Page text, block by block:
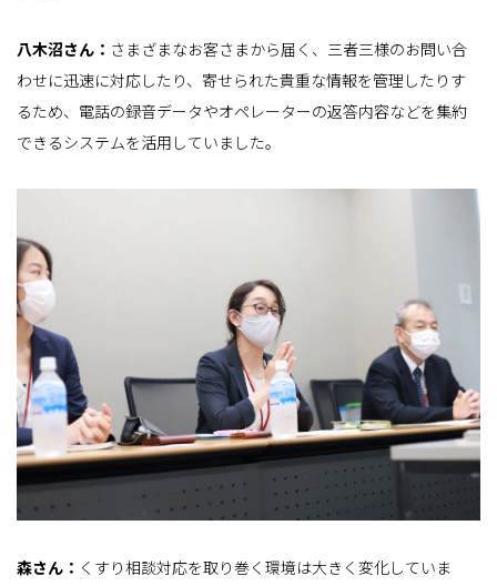
八木沼さん： さまざまなお客さまから届く、三者三様のお問い合
わせに迅速に対応したり、寄せられた貴重な情報を管理したりす
るため、電話の録音データやオペレーターの返答内容などを集約
できるシステムを活用していました。
森さん： くすり相談対応を取り巻く環境は大きく変化していま